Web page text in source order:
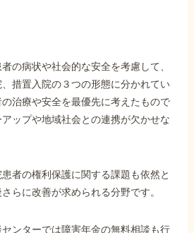
の病状や社会的な安全を考慮して、
措置入院の３つの形態に分かれてい
治療や安全を最優先に考えたもので
ップや地域社会との連携が欠かせな
者の権利保護に関する課題も依然と
らに改善が求められる分野です。
ンターでは障害年金の無料相談も行